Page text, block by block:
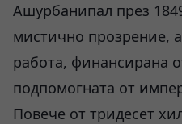
Ашурбанипал през
мистично прозрение,
работа, финансирана
подпомогната от
Повече от тридесет